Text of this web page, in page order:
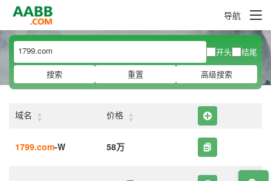
导航
开头
结尾
搜索
重置 高级搜索
域名 ▲
▼ 价格 ▲
▼
1799.com-W 58万